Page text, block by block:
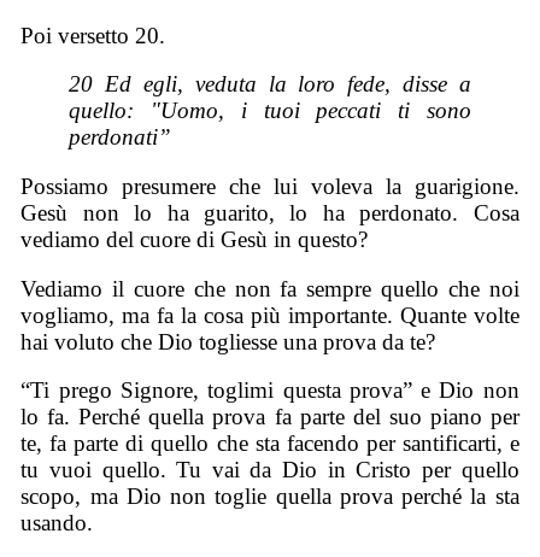
Poi versetto 20.
20 Ed egli, veduta la loro fede, disse a
quello: "Uomo, i tuoi peccati ti sono
perdonati”
Possiamo presumere che lui voleva la guarigione.
Gesù non lo ha guarito, lo ha perdonato. Cosa
vediamo del cuore di Gesù in questo?
Vediamo il cuore che non fa sempre quello che noi
vogliamo, ma fa la cosa più importante. Quante volte
hai voluto che Dio togliesse una prova da te?
“Ti prego Signore, toglimi questa prova” e Dio non
lo fa. Perché quella prova fa parte del suo piano per
te, fa parte di quello che sta facendo per santificarti, e
tu vuoi quello. Tu vai da Dio in Cristo per quello
scopo, ma Dio non toglie quella prova perché la sta
usando.